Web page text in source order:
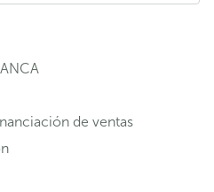
de ventas